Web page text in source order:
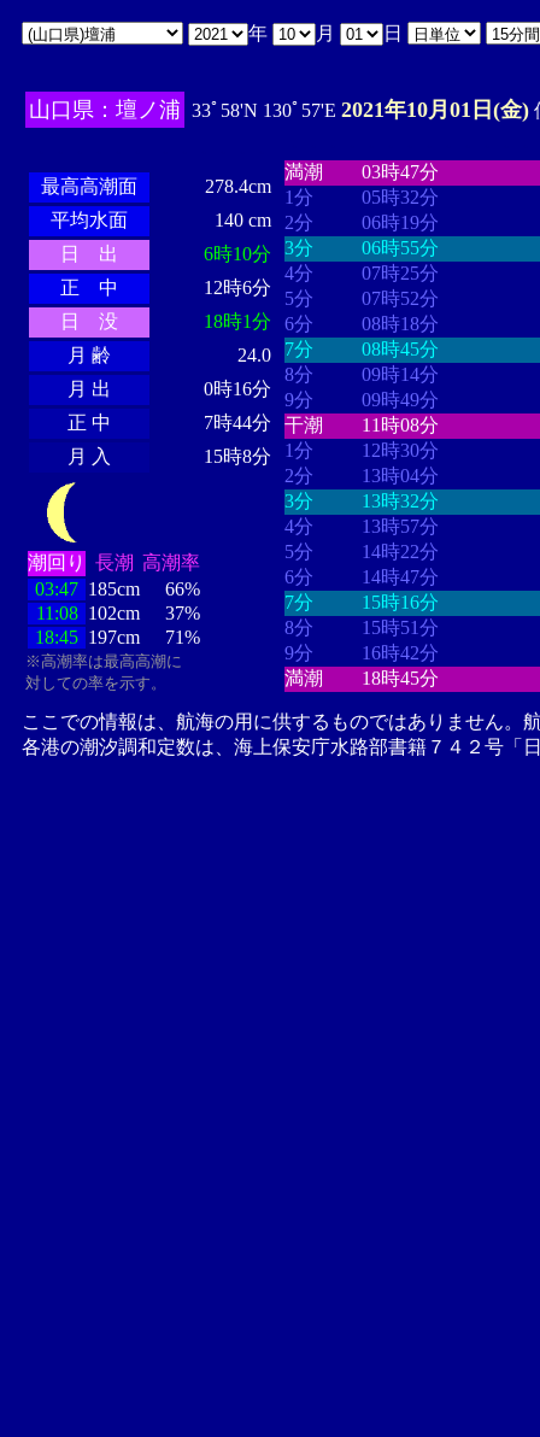
年 月 日
山口県：壇ノ浦 33ﾟ58'N 130ﾟ57'E 2021年10月01日(金)
最高高潮面
278.4cm
平均水面
140 cm
日 出
6時10分
正 中
12時6分
日 没
18時1分
月 齢
24.0
月 出
0時16分
正 中
7時44分
月 入
15時8分
潮回り 長潮 高潮率
03:47 185cm
66%
11:08 102cm
37%
18:45 197cm 71%
※高潮率は最高高潮に
対しての率を示す。
満潮
03時47分
1分
05時32分
2分
06時19分
3分
06時55分
4分
07時25分
5分
07時52分
6分
08時18分
7分
08時45分
8分
09時14分
9分
09時49分
干潮
11時08分
1分
12時30分
2分
13時04分
3分
13時32分
4分
13時57分
5分
14時22分
6分
14時47分
7分
15時16分
8分
15時51分
9分
16時42分
満潮
18時45分
ここでの情報は、航海の用に供するものではありません。
各港の潮汐調和定数は、海上保安庁水路部書籍７４２号「